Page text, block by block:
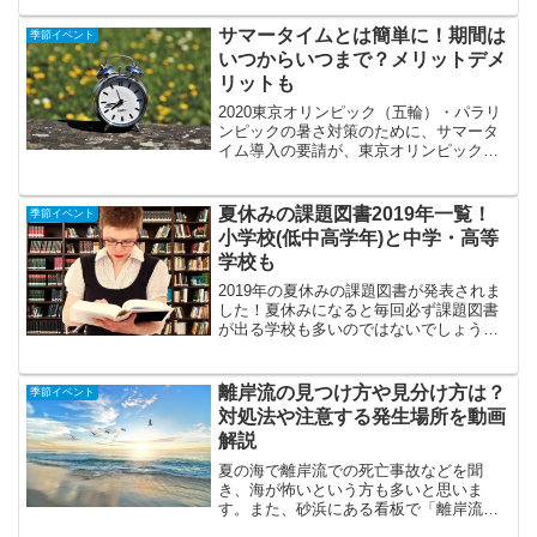
訳ではありません。実は、ペルセウス座
流星群が見れる期...
季節イベント
サマータイムとは簡単に！期間は
いつからいつまで？メリットデメ
リットも
2020東京オリンピック（五輪）・パラリ
ンピックの暑さ対策のために、サマータ
イム導入の要請が、東京オリンピック組
のを聞いたことがある人も多いと思いま
すが、「そもそもサマ...
季節イベント
夏休みの課題図書2019年一覧！
小学校(低中高学年)と中学・高等
学校も
2019年の夏休みの課題図書が発表されま
した！夏休みになると毎回必ず課題図書
が出る学校も多いのではないでしょう
本を読むことが好きな人は逆に課題図書
に興味がなかったりしま...
季節イベント
離岸流の見つけ方や見分け方は？
対処法や注意する発生場所を動画
解説
夏の海で離岸流での死亡事故などを聞
き、海が怖いという方も多いと思いま
す。また、砂浜にある看板で「離岸流に